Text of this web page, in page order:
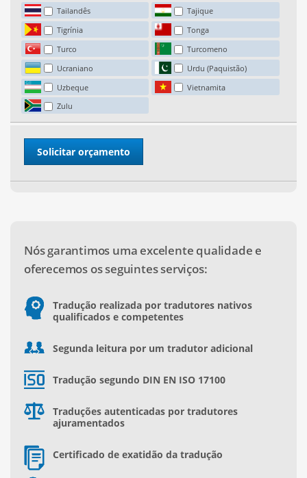
Tailandês
Tajique
Tigrínia
Tonga
Turco
Turcomeno
Ucraniano
Urdu (Paquistão)
Uzbeque
Vietnamita
Zulu
Nós garantimos uma excelente qualidade e
oferecemos os seguintes serviços:
Tradução realizada por tradutores nativos
qualificados e competentes
Segunda leitura por um tradutor adicional
Tradução segundo DIN EN ISO 17100
Traduções autenticadas por tradutores
ajuramentados
Certificado de exatidão da tradução